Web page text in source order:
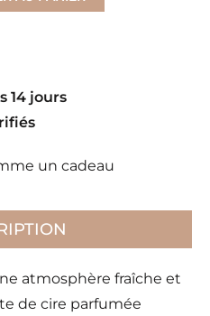
14 jours
un cadeau
atmosphère fraîche et
de cire parfumée